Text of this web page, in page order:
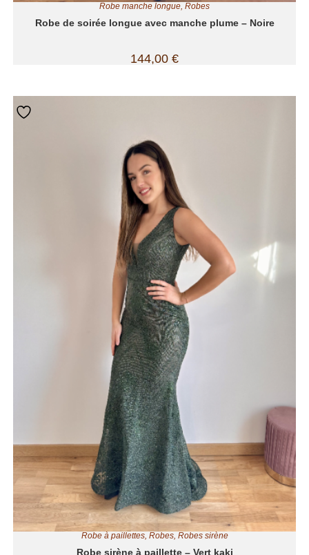
Robe manche longue, Robes
Robe de soirée longue avec manche plume – Noire
144,00 €
Robe à paillettes, Robes, Robes sirène
Robe sirène à paillette – Vert kaki